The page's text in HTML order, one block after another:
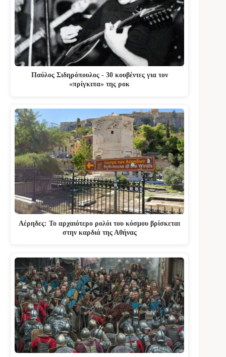
Παύλος Σιδηρόπουλος - 30 κουβέντες για τον
«πρίγκιπα» της ροκ
Αέρηδες: Το αρχαιότερο ρολόι του κόσμου βρίσκεται
στην καρδιά της Αθήνας